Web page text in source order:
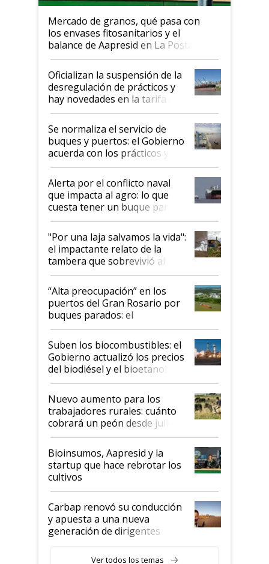
Mercado de granos, qué pasa con
los envases fitosanitarios y el
balance de Aapresid en La Posta
Oficializan la suspensión de la
desregulación de prácticos y
hay novedades en la tarifa de
la hidrovía
Se normaliza el servicio de
buques y puertos: el Gobierno
acuerda con los prácticos y
suspende el decreto de
desregulación
Alerta por el conflicto naval
que impacta al agro: lo que
cuesta tener un buque parado
y el peligro de que Argentina
pase a ser "país sucio"
"Por una laja salvamos la vida":
el impactante relato de la
tambera que sobrevivió al
tornado
“Alta preocupación” en los
puertos del Gran Rosario por
buques parados: el
funcionamiento de las
exportadoras en tensión tras
la medida de fuerza de los
prácticos
Suben los biocombustibles: el
Gobierno actualizó los precios
del biodiésel y el bioetanol
Nuevo aumento para los
trabajadores rurales: cuánto
cobrará un peón desde julio
Bioinsumos, Aapresid y la
startup que hace rebrotar los
cultivos
Carbap renovó su conducción
y apuesta a una nueva
generación de dirigentes
Ver todos los temas